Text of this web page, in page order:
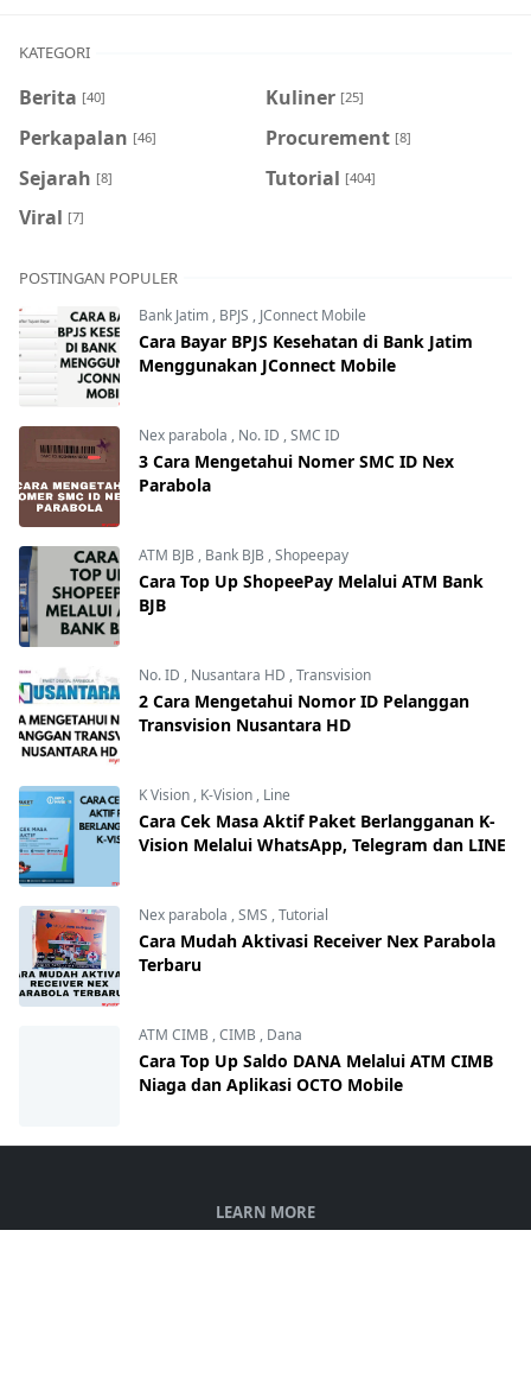
KATEGORI
Berita [40] Kuliner [25]
Perkapalan [46] Procurement [8]
Sejarah [8] Tutorial [404]
Viral [7]
POSTINGAN POPULER
Bank Jatim , BPJS , JConnect Mobile
Cara Bayar BPJS Kesehatan di Bank Jatim
Menggunakan JConnect Mobile
Nex parabola , No. ID ,SMC ID
3 Cara Mengetahui Nomer SMC ID Nex
Parabola
ATM BJB , Bank BJB ,Shopeepay
Cara Top Up ShopeePay Melalui ATM Bank
BJB
No. ID , Nusantara HD ,Transvision
2 Cara Mengetahui Nomor ID Pelanggan
Transvision Nusantara HD
K Vision , K-Vision , Line
Cara Cek Masa Aktif Paket Berlangganan K-
Vision Melalui WhatsApp, Telegram dan LINE
Nex parabola ,SMS ,Tutorial
Cara Mudah Aktivasi Receiver Nex Parabola
Terbaru
ATM CIMB ,CIMB , Dana
Cara Top Up Saldo DANA Melalui ATM CIMB
Niaga dan Aplikasi OCTO Mobile
LEARN MORE